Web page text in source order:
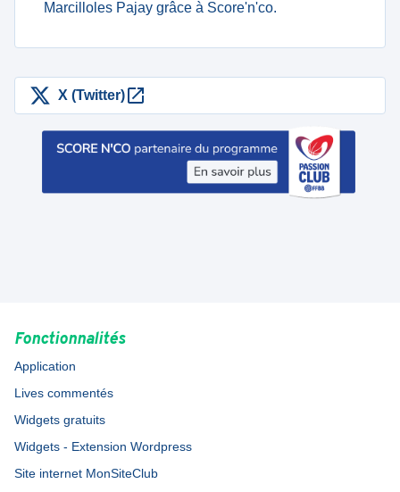
Marcilloles Pajay grâce à Score'n'co.
X (Twitter)
Fonctionnalités
Application
Lives commentés
Widgets gratuits
Widgets - Extension Wordpress
Site internet MonSiteClub